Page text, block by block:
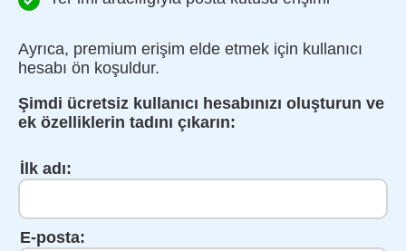
Ayrıca, premium erişim elde etmek için kullanıcı
hesabı ön koşuldur.
Şimdi ücretsiz kullanıcı hesabınızı oluşturun ve
ek özelliklerin tadını çıkarın:
İlk adı:
E-posta: